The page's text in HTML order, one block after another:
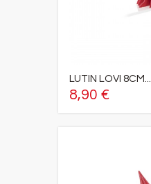
LUTIN LOVI 8CM...
8,90 €